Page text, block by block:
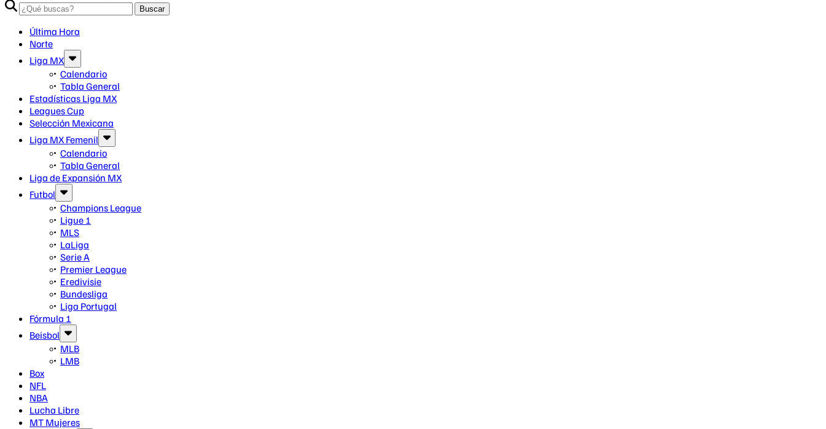
Buscar
Última Hora
Norte
Liga MX
Calendario
Tabla General
Estadísticas Liga MX
Leagues Cup
Selección Mexicana
Liga MX Femenil
Calendario
Tabla General
Liga de Expansión MX
Futbol
Champions League
Ligue 1
MLS
LaLiga
Serie A
Premier League
Eredivisie
Bundesliga
Liga Portugal
Fórmula 1
Beisbol
MLB
LMB
Box
NFL
NBA
Lucha Libre
MT Mujeres